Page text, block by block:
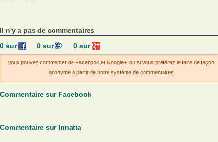
Il n'y a pas de commentaires
0sur 0sur 0 sur
Vous pouvez commenter de Facebook et Google+, ou si vous préférez le faire de façon
anonyme à partir de notre système de commentaires
Commentaire sur Facebook
Commentaire sur Innatia